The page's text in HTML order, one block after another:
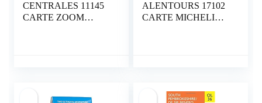
CENTRALES 11145
CARTE ZOOM
ALENTOURS 17102
CARTE MICHELIN